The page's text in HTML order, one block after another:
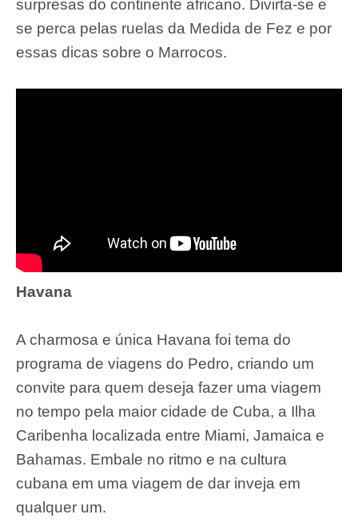
surpresas do continente africano. Divirta-se e
se perca pelas ruelas da Medida de Fez e por
essas dicas sobre o Marrocos.
Havana
A charmosa e única Havana foi tema do
programa de viagens do Pedro, criando um
convite para quem deseja fazer uma viagem
no tempo pela maior cidade de Cuba, a Ilha
Caribenha localizada entre Miami, Jamaica e
Bahamas. Embale no ritmo e na cultura
cubana em uma viagem de dar inveja em
qualquer um.